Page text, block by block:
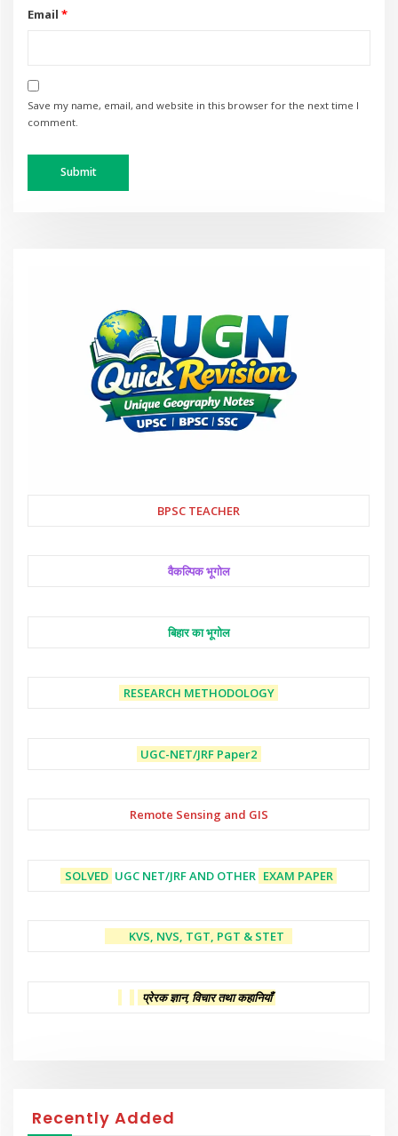
Email *
Save my name, email, and website in this browser for the next time I
comment.
BPSC TEACHER
वैकल्पिक भूगोल
बिहार का भूगोल
RESEARCH METHODOLOGY
UGC-NET/JRF Paper2
Remote Sensing and GIS
SOLVED UGC NET/JRF AND OTHER EXAM PAPER
KVS, NVS, TGT, PGT & STET
प्रेरक ज्ञान, विचार तथा कहानियाँ
Recently Added